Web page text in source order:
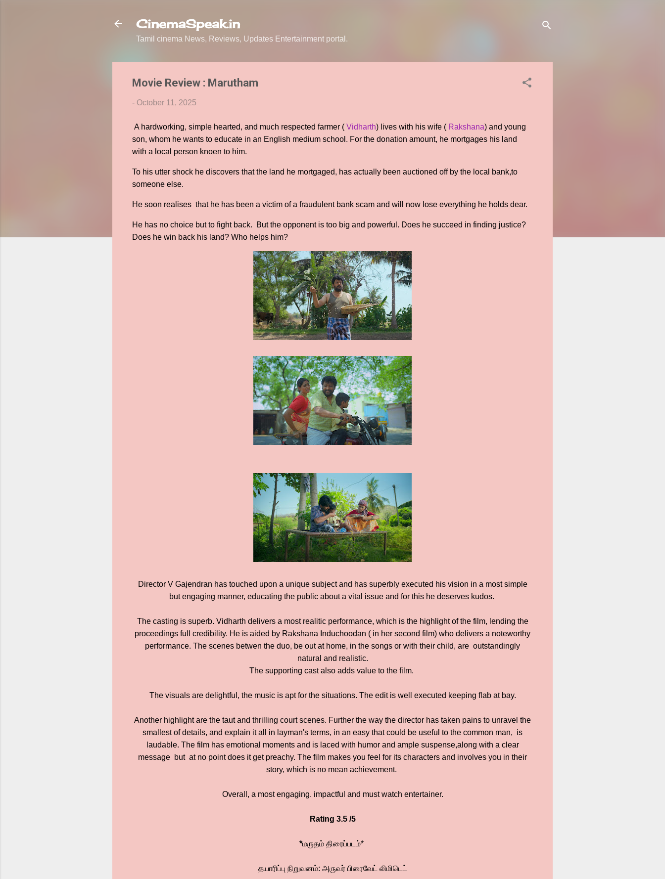
CinemaSpeak.in
Tamil cinema News, Reviews, Updates Entertainment portal.
Movie Review : Marutham
- October 11, 2025
A hardworking, simple hearted, and much respected farmer ( Vidharth) lives with his wife ( Rakshana) and young
son, whom he wants to educate in an English medium school. For the donation amount, he mortgages his land
with a local person knoen to him.
To his utter shock he discovers that the land he mortgaged, has actually been auctioned off by the local bank,to
someone else.
He soon realises that he has been a victim of a fraudulent bank scam and will now lose everything he holds dear.
He has no choice but to fight back. But the opponent is too big and powerful. Does he succeed in finding justice?
Does he win back his land? Who helps him?
Director V Gajendran has touched upon a unique subject and has superbly executed his vision in a most simple
but engaging manner, educating the public about a vital issue and for this he deserves kudos.
The casting is superb. Vidharth delivers a most realitic performance, which is the highlight of the film, lending the
proceedings full credibility. He is aided by Rakshana Induchoodan ( in her second film) who delivers a noteworthy
performance. The scenes betwen the duo, be out at home, in the songs or with their child, are outstandingly
natural and realistic.
The supporting cast also adds value to the film.
The visuals are delightful, the music is apt for the situations. The edit is well executed keeping flab at bay.
Another highlight are the taut and thrilling court scenes. Further the way the director has taken pains to unravel the
smallest of details, and explain it all in layman's terms, in an easy that could be useful to the common man, is
laudable. The film has emotional moments and is laced with humor and ample suspense,along with a clear
message but at no point does it get preachy. The film makes you feel for its characters and involves you in their
story, which is no mean achievement.
Overall, a most engaging. impactful and must watch entertainer.
Rating 3.5 /5
*மருதம் திரைப்படம்*
தயாரிப்பு நிறுவனம்: அருவர் பிரைவேட் லிமிடெட்